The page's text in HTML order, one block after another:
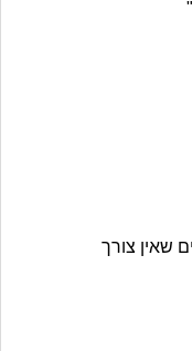
שאין צורך